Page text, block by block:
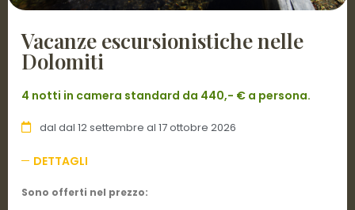
Vacanze escursionistiche nelle
Dolomiti
4 notti in camera standard da 440,- € a persona.
dal dal 12 settembre al 17 ottobre 2026
DETTAGLI
Sono offerti nel prezzo: